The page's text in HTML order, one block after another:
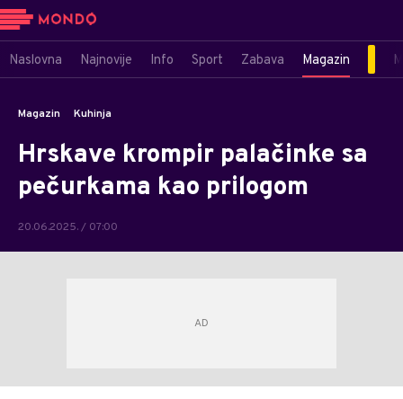
Naslovna Najnovije Info Sport Zabava Magazin
Magazin Kuhinja
Hrskave krompir palačinke sa
pečurkama kao prilogom
20.06.2025. / 07:00